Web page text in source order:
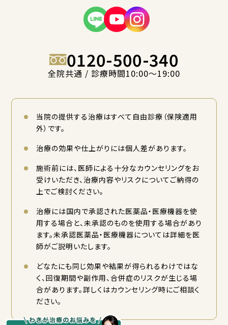
0120-500-340
全院共通 / 診療時間10:00〜19:00
当院の提供する治療はすべて自由診療（保険適用
外）です。
治療の効果や仕上がりには個人差があります。
施術前には、医師による十分なカウンセリングをお
受けいただき、治療内容やリスクについてご納得の
上でご検討ください。
治療には国内で承認された医薬品・医療機器を使
用する場合と、未承認のものを使用する場合があり
ます。未承認医薬品・医療機器については詳細を医
師がご説明いたします。
どなたにも同じ効果や結果が得られるわけではな
く、回復期間や副作用、合併症のリスクが生じる場
合があります。詳しくはカウンセリング時にご相談く
ださい。